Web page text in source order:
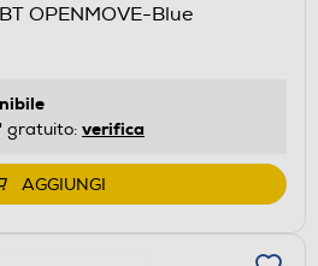
OPENMOVE-Blue
gratuito: verifica
AGGIUNGI